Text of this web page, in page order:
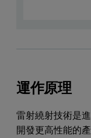
運作原理
雷射繞射技術是
開發更高性能的